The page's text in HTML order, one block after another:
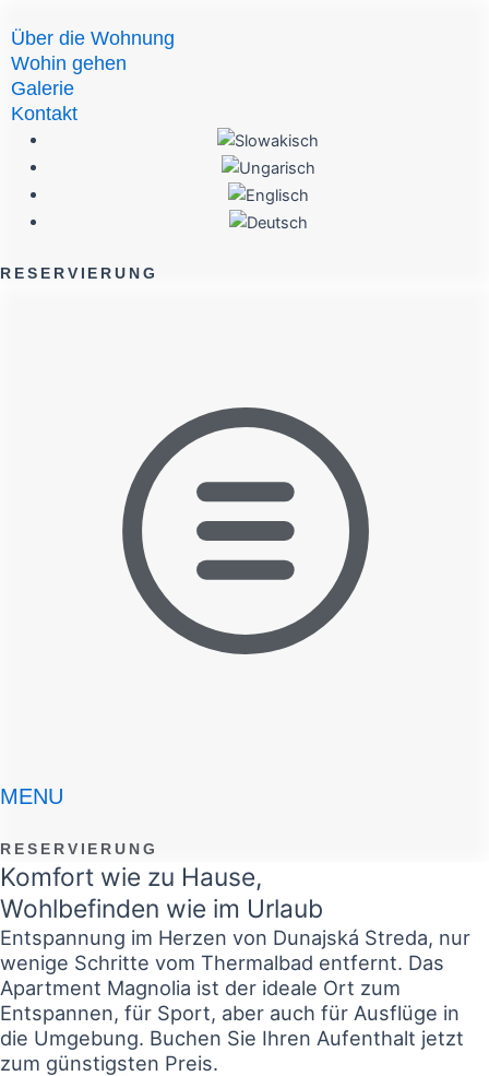
Inhalt
springen
Über die Wohnung
Wohin gehen
Galerie
Kontakt
RESERVIERUNG
MENU
RESERVIERUNG
Komfort wie zu Hause,
Wohlbefinden wie im Urlaub
Entspannung im Herzen von Dunajská Streda, nur
wenige Schritte vom Thermalbad entfernt. Das
Apartment Magnolia ist der ideale Ort zum
Entspannen, für Sport, aber auch für Ausflüge in
die Umgebung. Buchen Sie Ihren Aufenthalt jetzt
zum günstigsten Preis.